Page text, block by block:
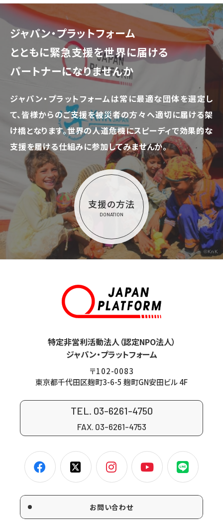
ジャパン・プラットフォーム
とともに緊急支援を世界に届ける
パートナーになりませんか
ジャパン・プラットフォームは常に最適な団体を選定し
て、皆様からのご支援を被災者の方々へ適切に届ける架
け橋となります。世界の人道危機にスピーディで効果的な
支援を届ける仕組みに参加してみませんか。
支援の方法
DONATION
©KnK
特定非営利活動法人（認定NPO法人）
ジャパン・プラットフォーム
〒102-0083
東京都千代田区麹町3-6-5 麹町GN安田ビル 4F
TEL. 03-6261-4750
FAX. 03-6261-4753
お問い合わせ